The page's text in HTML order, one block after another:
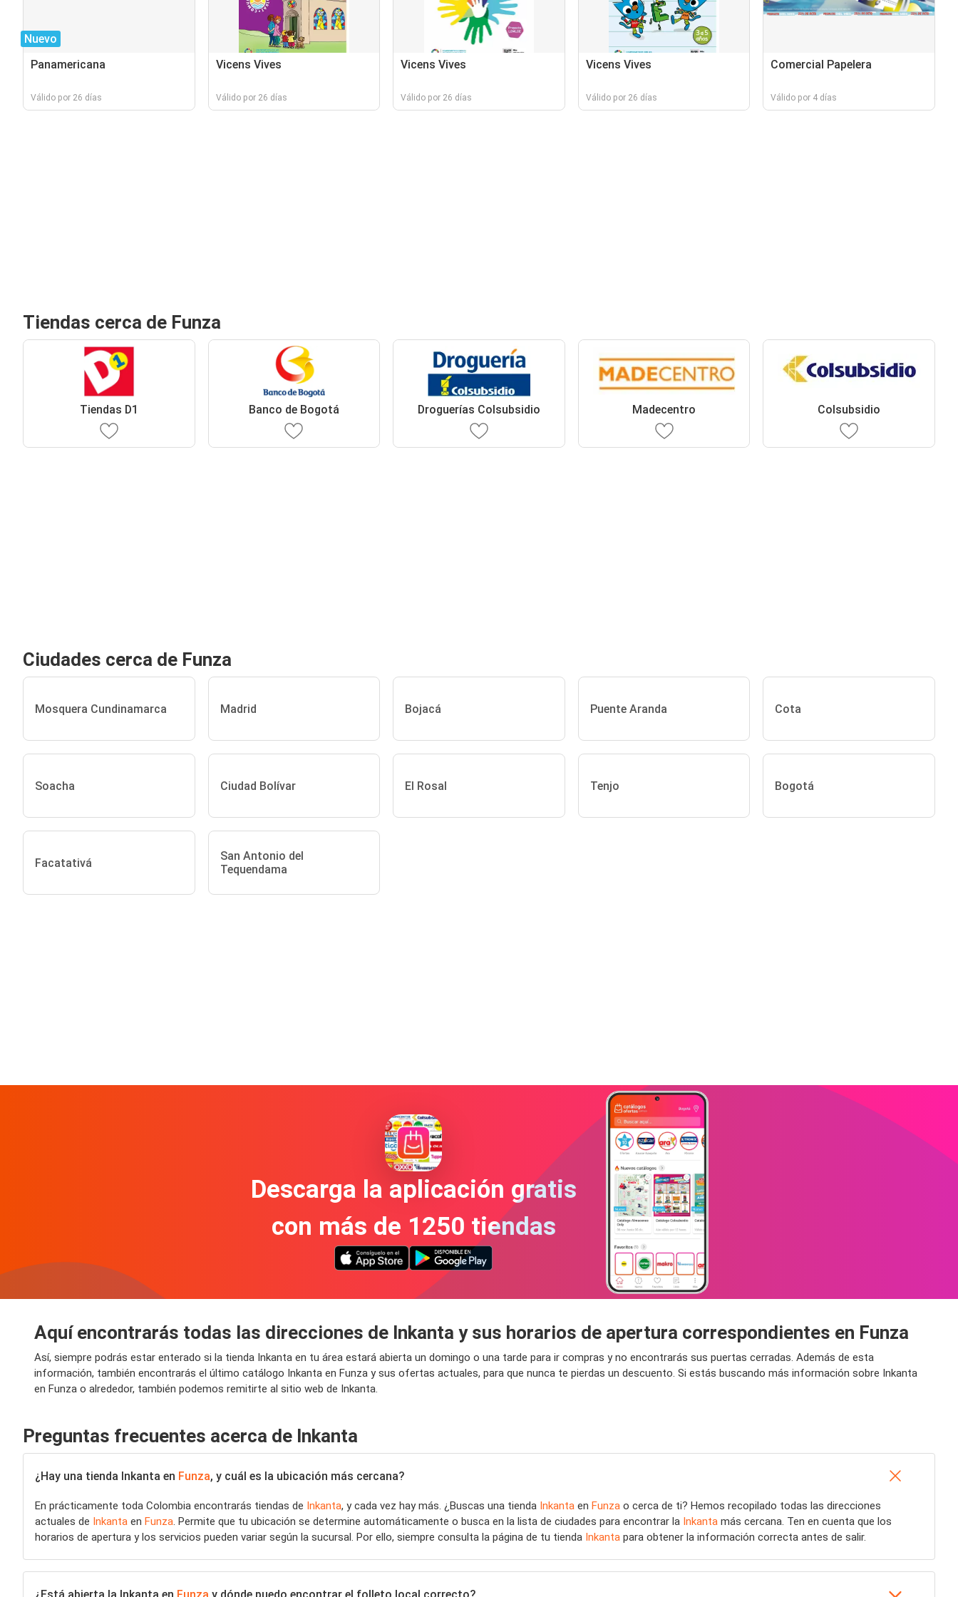
Nuevo
Panamericana
Válido por 26 días
Vicens Vives
Válido por 26 días
Vicens Vives
Válido por 26 días
Vicens Vives
Válido por 26 días
Comercial Papelera
Válido por 4 días
Tiendas cerca de Funza
Tiendas D1 Banco de Bogotá Droguerías Colsubsidio Madecentro Colsubsidio
Ciudades cerca de Funza
Mosquera Cundinamarca Madrid Bojacá Puente Aranda Cota
Soacha Ciudad Bolívar El Rosal Tenjo Bogotá
Facatativá
San Antonio del
Tequendama
Descarga la aplicación gratis
con más de 1250 tiendas
Aquí encontrarás todas las direcciones de Inkanta y sus horarios de apertura correspondientes en Funza
Así, siempre podrás estar enterado si la tienda Inkanta en tu área estará abierta un domingo o una tarde para ir compras y no encontrarás sus puertas cerradas. Además de esta
información, también encontrarás el último catálogo Inkanta en Funza y sus ofertas actuales, para que nunca te pierdas un descuento. Si estás buscando más información sobre Inkanta
en Funza o alrededor, también podemos remitirte al sitio web de Inkanta.
Preguntas frecuentes acerca de Inkanta
¿Hay una tienda Inkanta en Funza, y cuál es la ubicación más cercana?
En prácticamente toda Colombia encontrarás tiendas de Inkanta, y cada vez hay más. ¿Buscas una tienda Inkanta en Funza o cerca de ti? Hemos recopilado todas las direcciones
actuales de Inkanta en Funza. Permite que tu ubicación se determine automáticamente o busca en la lista de ciudades para encontrar la Inkanta más cercana. Ten en cuenta que los
horarios de apertura y los servicios pueden variar según la sucursal. Por ello, siempre consulta la página de tu tienda Inkanta para obtener la información correcta antes de salir.
¿Está abierta la Inkanta en Funza y dónde puedo encontrar el folleto local correcto?